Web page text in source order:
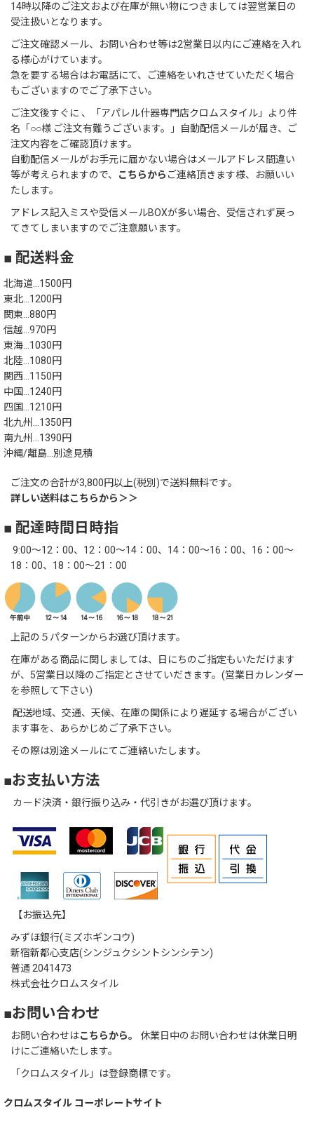
14時以降のご注文および在庫が無い物につきましては翌営業日の
受注扱いとなります。
ご注文確認メール、お問い合わせ等は2営業日以内にご連絡を入れ
る様心がけています。
急を要する場合はお電話にて、ご連絡をいれさせていただく場合
もございますのでご了承下さい。
ご注文後すぐに 、「アパレル什器専門店クロムスタイル」より件
名「○○様 ご注文有難うございます。」自動配信メールが届き、ご
注文内容をご確認頂けます。
自動配信メールがお手元に届かない場合はメールアドレス間違い
等が考えられますので、
こちらから ご連絡頂きます様、お願いい
たします。
アドレス記入ミスや受信メールBOXが多い場合、受信されず戻っ
てきてしまいますのでご注意願います。
■ 配送料金
北海道…1500円
東北…1200円
関東…880円
信越…970円
東海…1030円
北陸…1080円
関西…1150円
中国…1240円
四国…1210円
北九州…1350円
南九州…1390円
沖縄/離島…別途見積
ご注文の合計が3,800円以上(税別)で送料無料です。
詳しい送料はこちらから＞＞
■ 配達時間日時指
9:00～12：00、12：00～14：00、14：00～16：00、16：00～
18：00、18：00～21：00
上記の５パターンからお選び頂けます。
在庫がある商品に関しましては、日にちのご指定もいただけます
が、5営業日以降のご指定とさせていだきます。(営業日カレンダー
を参照して下さい)
配送地域、交通、天候、在庫の関係により遅延する場合がござい
ます事を、あらかじめご了承下さい。
その際は別途メールにてご連絡いたします。
■お支払い方法
カード決済・銀行振り込み・代引きがお選び頂けます。
【お振込先】
みずほ銀行(ミズホギンコウ)
新宿新都心支店(シンジュクシントシンシテン)
普通 2041473
株式会社クロムスタイル
■お問い合わせ
お問い合わせはこちらから。
休業日中のお問い合わせは休業日明
けにご連絡いたします。
「クロムスタイル」は登録商標です。
クロムスタイル コーポレートサイト